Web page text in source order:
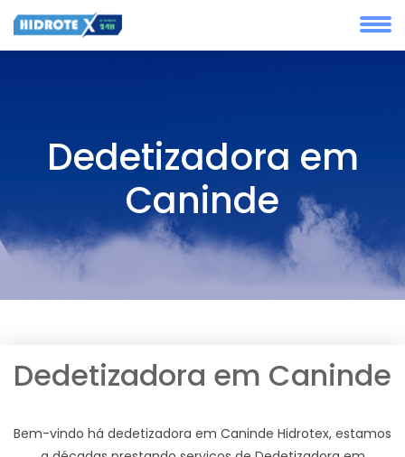
Dedetizadora em
Caninde
Dedetizadora em Caninde
Bem-vindo há dedetizadora em Caninde Hidrotex, estamos